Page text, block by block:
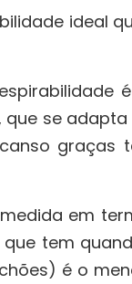
ideal
se
graças
em
tem
é o